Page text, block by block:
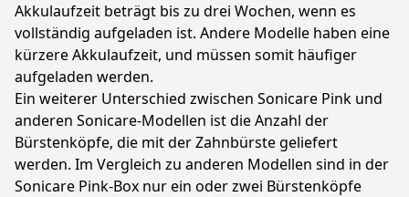
Akkulaufzeit beträgt bis zu drei Wochen, wenn es
vollständig aufgeladen ist. Andere Modelle haben eine
kürzere Akkulaufzeit, und müssen somit häufiger
aufgeladen werden.
Ein weiterer Unterschied zwischen Sonicare Pink und
anderen Sonicare-Modellen ist die Anzahl der
Bürstenköpfe, die mit der Zahnbürste geliefert
werden. Im Vergleich zu anderen Modellen sind in der
Sonicare Pink-Box nur ein oder zwei Bürstenköpfe